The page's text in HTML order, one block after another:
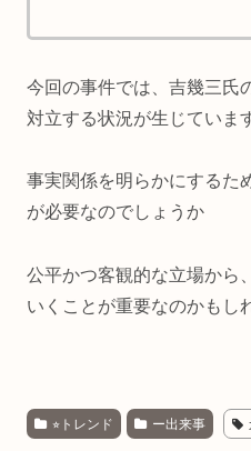
今回の事件では、吉幾三氏
対立する状況が生じていま
事実関係を明らかにするた
が必要なのでしょうか
公平かつ客観的な立場から
いくことが重要なのかもし
⭐︎トレンド ー出来事